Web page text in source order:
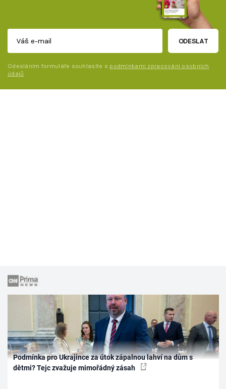
ODESLAT
Odesláním formuláře souhlasíte s podmínkami zpracování osobních
údajů
Podmínka pro Ukrajince za útok zápalnou lahví na dům s
dětmi? Tejc zvažuje mimořádný zásah